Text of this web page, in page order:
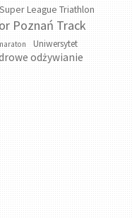
Super League Triathlon
Poznań Track
Uniwersytet
odżywianie